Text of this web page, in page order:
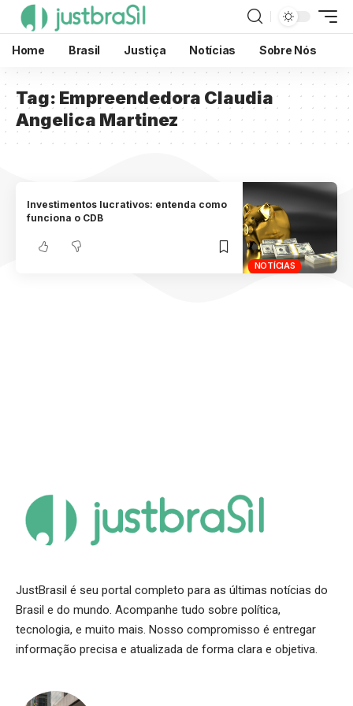
Home Brasil Justiça Notícias Sobre Nós
Tag: Empreendedora Claudia
Angelica Martinez
NOTÍCIAS
Investimentos lucrativos: entenda como
funciona o CDB
JustBrasil é seu portal completo para as últimas notícias do
Brasil e do mundo. Acompanhe tudo sobre política,
tecnologia, e muito mais. Nosso compromisso é entregar
informação precisa e atualizada de forma clara e objetiva.